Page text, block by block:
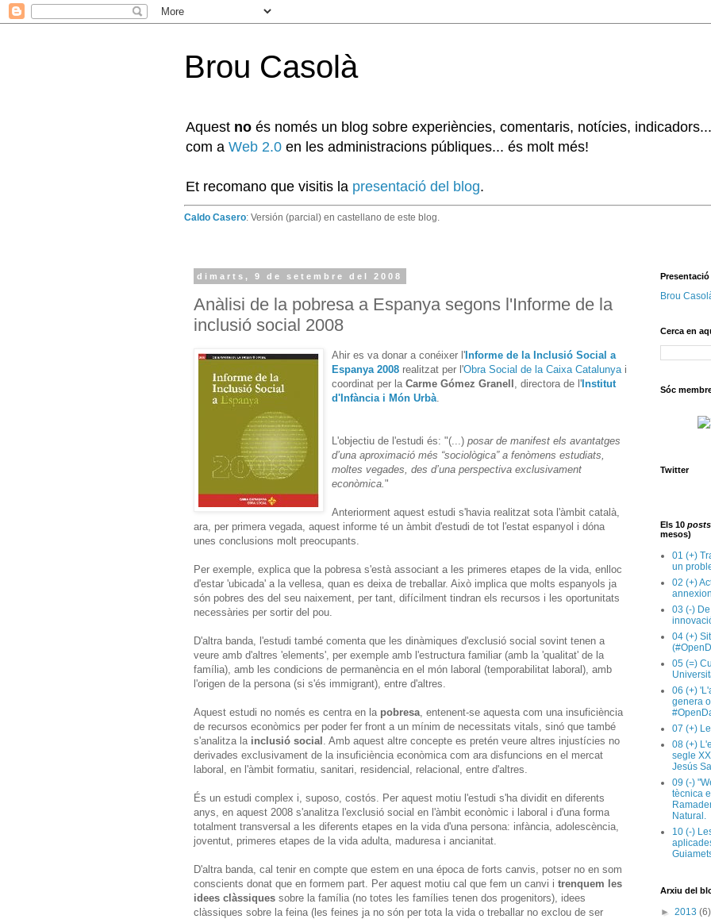
Brou Casolà
Aquest no és només un blog sobre experiències, comentaris, notícies,
com a Web 2.0 en les administracions públiques... és molt més!
Et recomano que visitis la presentació del blog.
Caldo Casero: Versión (parcial) en castellano de este blog.
dimarts, 9 de setembre del 2008
Anàlisi de la pobresa a Espanya segons l'Informe de la
inclusió social 2008
Ahir es va donar a conéixer l'Informe de la Inclusió Social a
Espanya 2008 realitzat per l'Obra Social de la Caixa Catalunya i
coordinat per la Carme Gómez Granell , directora de l'Institut
d'Infància i Món Urbà
L'objectiu de l'estudi és: "(...) posar de manifest els avantatges
d’una aproximació més “sociològica” a fenòmens estudiats,
moltes vegades, des d’una perspectiva exclusivament
econòmica. "
Anteriorment aquest estudi s'havia realitzat sota l'àmbit català,
ara, per primera vegada, aquest informe té un àmbit d'estudi de tot l'estat espanyol i dóna
unes conclusions molt preocupants.
Per exemple, explica que la pobresa s'està associant a les primeres etapes de la vida, enlloc
d'estar 'ubicada' a la vellesa, quan es deixa de treballar. Això implica que molts espanyols ja
són pobres des del seu naixement, per tant, difícilment tindran els recursos i les oportunitats
necessàries per sortir del pou.
D'altra banda, l'estudi també comenta que les dinàmiques d'exclusió social sovint tenen a
veure amb d'altres 'elements', per exemple amb l'estructura familiar (amb la 'qualitat' de la
família), amb les condicions de permanència en el món laboral (temporabilitat laboral), amb
l'origen de la persona (si s'és immigrant), entre d'altres.
Aquest estudi no només es centra en la pobresa , entenent-se aquesta com una insuficiència
de recursos econòmics per poder fer front a un mínim de necessitats vitals, sinó que també
s'analitza la inclusió social . Amb aquest altre concepte es pretén veure altres injustícies no
derivades exclusivament de la insuficiència econòmica com ara disfuncions en el mercat
laboral, en l'àmbit formatiu, sanitari, residencial, relacional, entre d'altres.
És un estudi complex i, suposo, costós. Per aquest motiu l'estudi s'ha dividit en diferents
anys, en aquest 2008 s'analitza l'exclusió social en l'àmbit econòmic i laboral i d'una forma
totalment transversal a les diferents etapes en la vida d'una persona: infància, adolescència,
joventut, primeres etapes de la vida adulta, maduresa i ancianitat.
D'altra banda, cal tenir en compte que estem en una época de forts canvis, potser no en som
conscients donat que en formem part. Per aquest motiu cal que fem un canvi i trenquem les
idees clàssiques sobre la família (no totes les famílies tenen dos progenitors), idees
clàssiques sobre la feina (les feines ja no són per tota la vida o treballar no exclou de ser
Brou
Cerca en
Sóc
Twitter
Els 10 posts
mesos)
01 (+)
un
02 (+)
03 (-)
04 (+)
05 (=)
06 (+)
genera
07 (+)
08 (+)
segle
Jesús
09 (-)
tècnica
Natural.
10 (-)
Arxiu del
► 2013 (6)